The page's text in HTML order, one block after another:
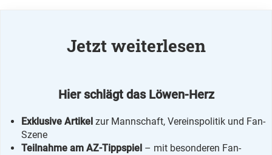
Jetzt weiterlesen
Hier schlägt das Löwen-Herz
Exklusive Artikel zur Mannschaft, Vereinspolitik und Fan-
Szene
Teilnahme am AZ-Tippspiel – mit besonderen Fan-